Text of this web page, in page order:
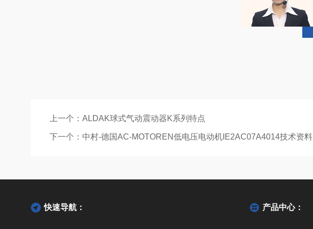
上一个： ALDAK球式气动震动器K系列特点
下一个： 中村-德国AC-MOTOREN低电压电动机IE2AC07A4014技术资料
快速导航： 产品中心：